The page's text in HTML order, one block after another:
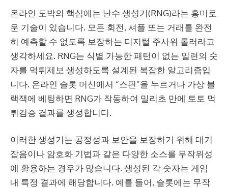
온라인 도박의 핵심에는 난수 생성기(RNG)라는 흥미로
운 기술이 있습니다. 모든 회전, 셔플 또는 거래를 완전
히 예측할 수 없도록 보장하는 디지털 주사위 롤러라고
생각하세요. RNG는 식별 가능한 패턴이 없는 일련의 숫
자를 먹튀제보 생성하도록 설계된 복잡한 알고리즘입
니다. 온라인 슬롯 머신에서 “스핀”을 누르거나 가상 블
랙잭에 베팅하면 RNG가 작동하여 밀리초 만에 토토 먹
튀검증 결과를 생성합니다.
이러한 생성기는 공정성과 보안을 보장하기 위해 대기
잡음이나 암호화 기법과 같은 다양한 소스를 무작위성
에 활용하는 경우가 많습니다. 생성된 각 숫자는 게임
내 특정 결과에 해당합니다. 예를 들어, 슬롯에는 무작